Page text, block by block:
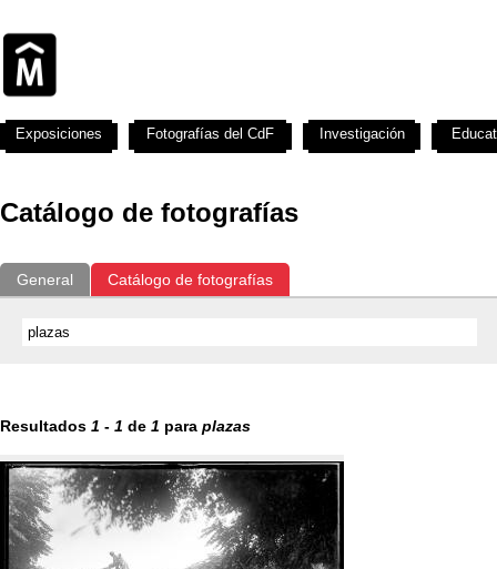
Catálogo de fotografías
General Catálogo de fotografías
Resultados 1 - 1 de 1 para plazas
Exposiciones Fotografías del CdF Investigación